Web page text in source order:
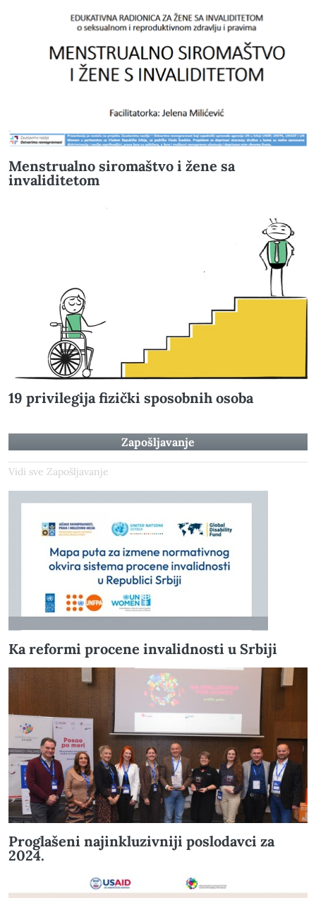
Menstrualno siromaštvo i žene sa
invaliditetom
19 privilegija fizički sposobnih osoba
Zapošljavanje
Vidi sve Zapošljavanje
Ka reformi procene invalidnosti u Srbiji
Proglašeni najinkluzivniji poslodavci za
2024.